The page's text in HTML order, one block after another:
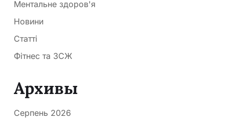
Ментальне здоров'я
Новини
Статті
Фітнес та ЗСЖ
Архивы
Серпень 2026